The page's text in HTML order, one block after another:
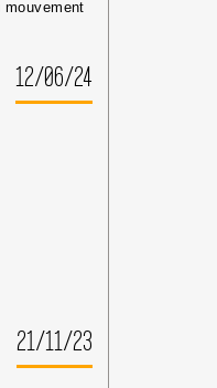
mouvement
12/06/24
21/11/23